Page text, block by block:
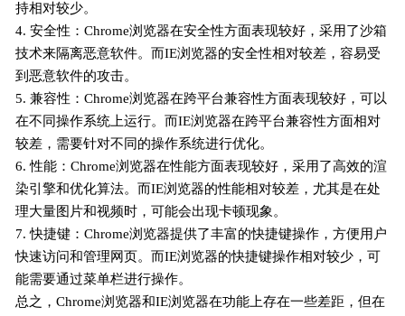
持相对较少。
4. 安全性：Chrome浏览器在安全性方面表现较好，采用了沙箱
技术来隔离恶意软件。而IE浏览器的安全性相对较差，容易受
到恶意软件的攻击。
5. 兼容性：Chrome浏览器在跨平台兼容性方面表现较好，可以
在不同操作系统上运行。而IE浏览器在跨平台兼容性方面相对
较差，需要针对不同的操作系统进行优化。
6. 性能：Chrome浏览器在性能方面表现较好，采用了高效的渲
染引擎和优化算法。而IE浏览器的性能相对较差，尤其是在处
理大量图片和视频时，可能会出现卡顿现象。
7. 快捷键：Chrome浏览器提供了丰富的快捷键操作，方便用户
快速访问和管理网页。而IE浏览器的快捷键操作相对较少，可
能需要通过菜单栏进行操作。
总之，Chrome浏览器和IE浏览器在功能上存在一些差距，但在